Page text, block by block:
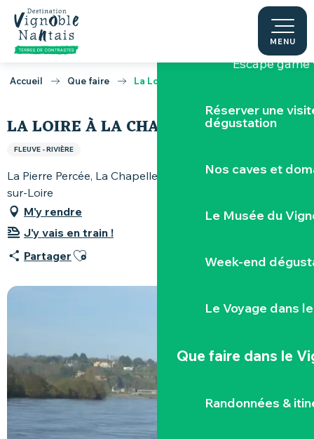
Aller
contenu
principal
MENU
Activités
Escape
Réserver une
dégustation
Nos caves et
Le Musée du
Week-end
Le Voyage dans
Que faire dans le
Randonnées &
Accueil Que faire La Loire à La Chapelle-Basse-Mer
LA LOIRE À LA CHAPELLE-BASSE-MER
FLEUVE - RIVIÈRE
La Pierre Percée, La Chapelle-Basse-Mer, 44450 Divatte-
sur-Loire
M'y rendre
J'y vais en train !
Partager Ajouter aux favoris